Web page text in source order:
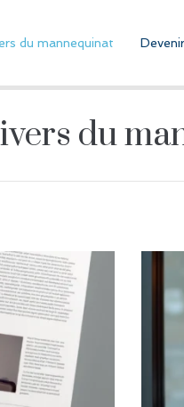
du mannequinat
du